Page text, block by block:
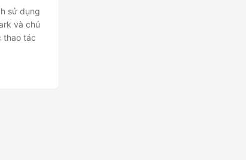
sử dụng
và chú
thao tác